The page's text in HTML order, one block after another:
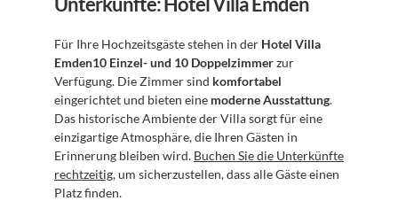
Für Ihre Hochzeitsgäste stehen in der Hotel Villa
Emden10 Einzel- und 10 Doppelzimmer zur
Verfügung. Die Zimmer sind komfortabel
eingerichtet und bieten eine moderne Ausstattung.
Das historische Ambiente der Villa sorgt für eine
einzigartige Atmosphäre, die Ihren Gästen in
Erinnerung bleiben wird. Buchen Sie die Unterkünfte
rechtzeitig, um sicherzustellen, dass alle Gäste einen
Platz finden.